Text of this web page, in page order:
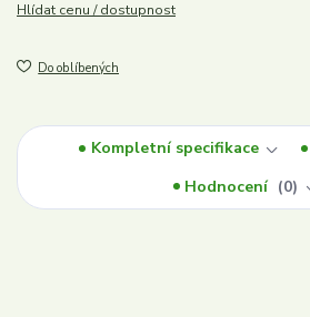
Hlídat cenu / dostupnost
Do oblíbených
Kompletní specifikace
Hodnocení
0